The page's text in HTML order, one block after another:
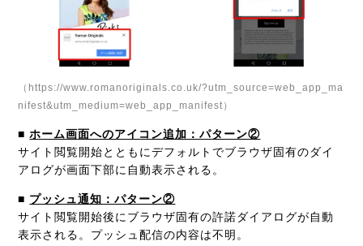
（https://www.romanoriginals.co.uk/?utm_source=web_app_ma
nifest&utm_medium=web_app_manifest）
■ ホーム画面へのアイコン追加：パターン②
サイト閲覧開始とともにデフォルトでブラウザ固有のダイ
アログが画面下部に自動表示される。
■ プッシュ通知：パターン②
サイト閲覧開始後にブラウザ固有の許諾ダイアログが自動
表示される。プッシュ配信の内容は不明。